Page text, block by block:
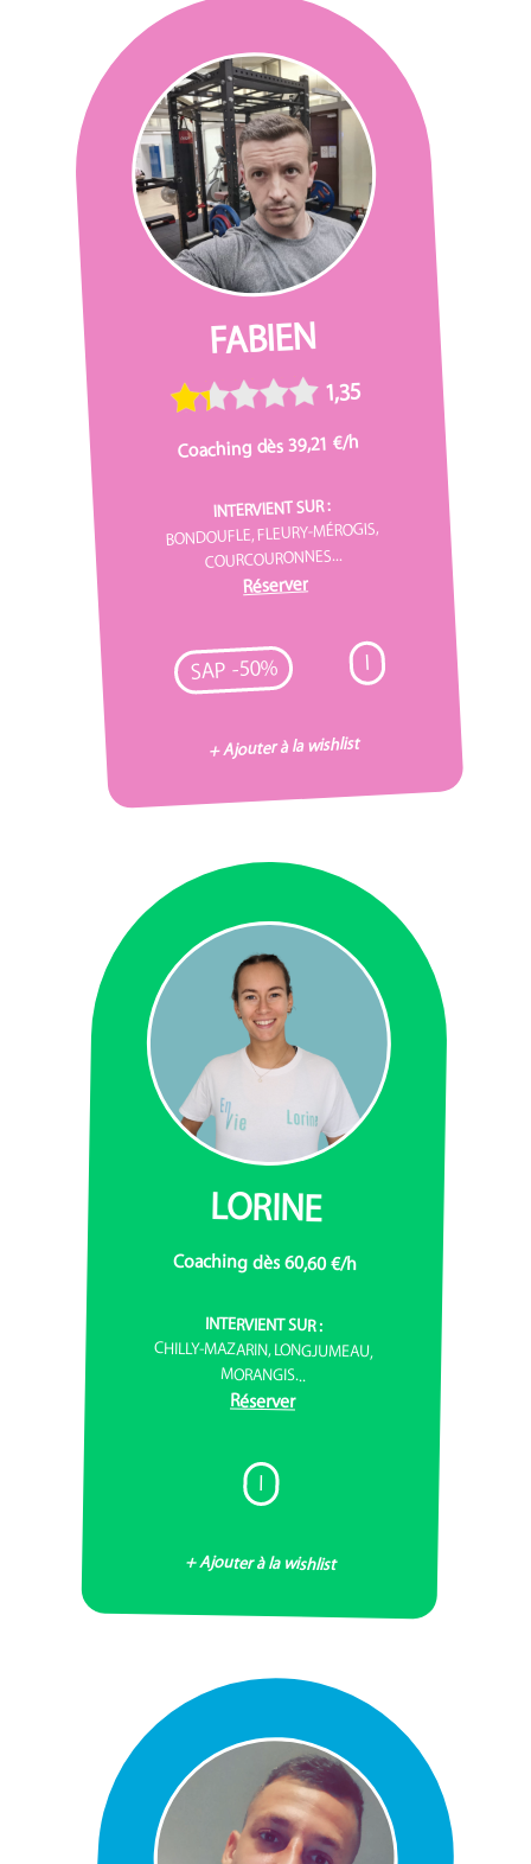
FABIEN
1,35
Coaching dès 39,21 €/h
INTERVIENT SUR :
BONDOUFLE, FLEURY-MÉROGIS,
COURCOURONNES...
Réserver
SAP -50% I
+ Ajouter à la wishlist
LORINE
Coaching dès 60,60 €/h
INTERVIENT SUR :
CHILLY-MAZARIN, LONGJUMEAU,
MORANGIS...
Réserver
I
+ Ajouter à la wishlist